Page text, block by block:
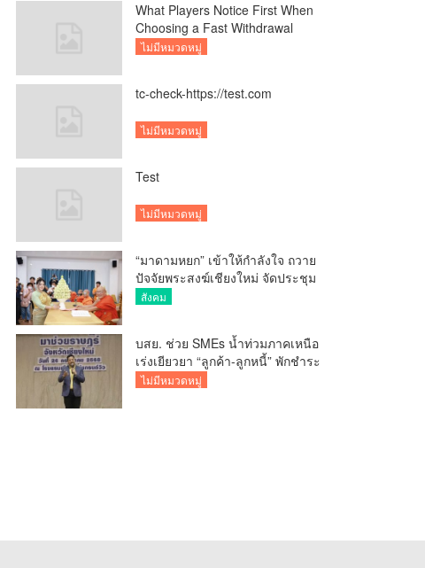
What Players Notice First When
Choosing a Fast Withdrawal
Casino UK
ไม่มีหมวดหมู่
tc-check-https://test.com
ไม่มีหมวดหมู่
Test
ไม่มีหมวดหมู่
“มาดามหยก” เข้าให้กำลังใจ ถวาย
ปัจจัยพระสงฆ์เชียงใหม่ จัดประชุม
ทำบัญชีรายรับรายจ่ายของวัด กว่า
สังคม
บสย. ช่วย SMEs น้ำท่วมภาคเหนือ
เร่งเยียวยา “ลูกค้า-ลูกหนี้” พักชำระ
ค่าธรรมเนียม-ค่างวด
ไม่มีหมวดหมู่